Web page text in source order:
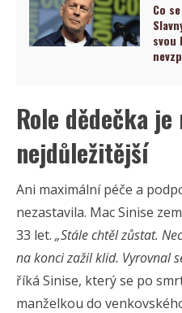
Co
svou
Role dědečka
nejdůležitější
Ani maximální péče a
nezastavila. Mac Sinise
33 let. „Stále chtěl zůstat.
na konci zažil klid. Vyrovnal
říká Sinise, který se po
manželkou do